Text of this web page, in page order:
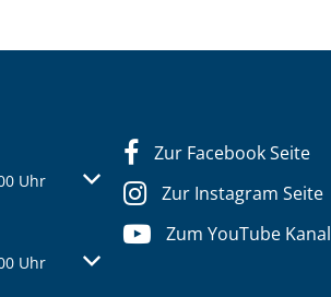
oder Schließzeiten auszublenden
Uhr Von 13:30 bis 16:00 Uhr
oder Schließzeiten auszublenden
Uhr Von 13:30 bis 16:00 Uhr
Zur Facebook Seite
Zur Instagram Seite
Zum YouTube Kanal